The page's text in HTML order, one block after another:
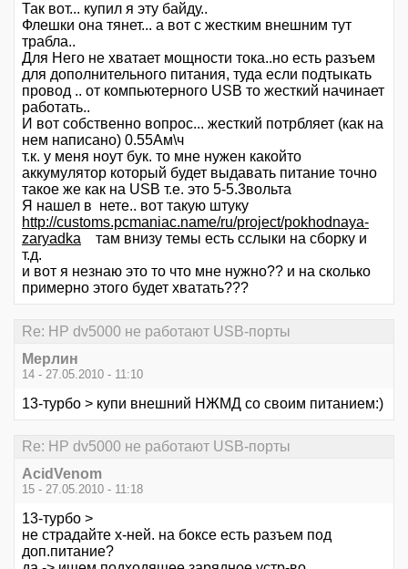
Так вот... купил я эту байду..
Флешки она тянет... а вот с жестким внешним тут
трабла..
Для Него не хватает мощности тока..но есть разъем
для дополнительного питания, туда если подтыкать
провод .. от компьютерного USB то жесткий начинает
работать..
И вот собственно вопрос... жесткий потрбляет (как на
нем написано) 0.55Ам\ч
т.к. у меня ноут бук. то мне нужен какойто
аккумулятор который будет выдавать питание точно
такое же как на USB т.е. это 5-5.3вольта
Я нашел в нете.. вот такую штуку
http://customs.pcmaniac.name/ru/project/pokhodnaya-
zaryadka там внизу темы есть сслыки на сборку и
т.д.
и вот я незнаю это то что мне нужно?? и на сколько
примерно этого будет хватать???
Re: HP dv5000 не работают USB-порты
Мерлин
14 - 27.05.2010 - 11:10
13-турбо > купи внешний НЖМД со своим питанием:)
Re: HP dv5000 не работают USB-порты
AcidVenom
15 - 27.05.2010 - 11:18
13-турбо >
не страдайте х-ней. на боксе есть разъем под
доп.питание?